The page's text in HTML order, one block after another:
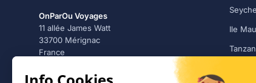
OnParOu Voyages
11 allée James Watt
33700 Mérignac
France
Ile